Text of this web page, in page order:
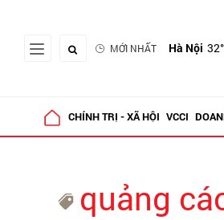
MỚI NHẤT Hà Nội
CHÍNH TRỊ - XÃ HỘI VCCI
quảng